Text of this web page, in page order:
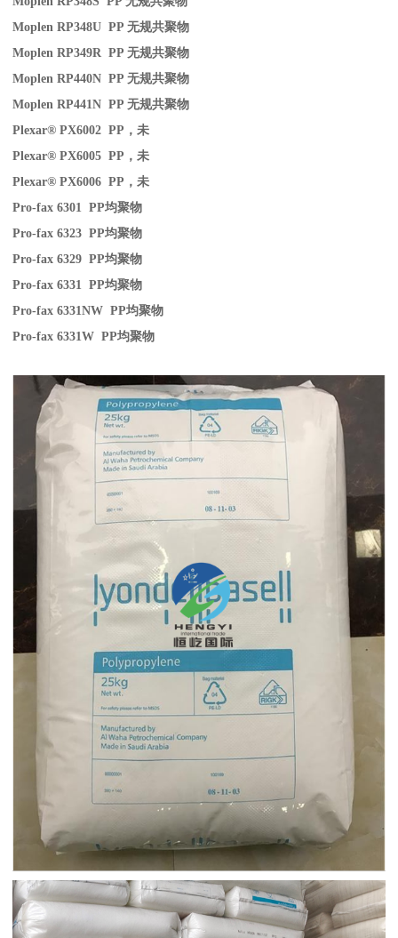
Moplen RP348U PP无规共聚物
Moplen RP349R PP无规共聚物
Moplen RP440N PP无规共聚物
Moplen RP441N PP无规共聚物
Plexar® PX6002 PP ，未
Plexar® PX6005 PP ，未
Plexar® PX6006 PP ，未
Pro-fax 6301 PP均聚物
Pro-fax 6323 PP均聚物
Pro-fax 6329 PP均聚物
Pro-fax 6331 PP均聚物
Pro-fax 6331NW PP均聚物
Pro-fax 6331W PP均聚物